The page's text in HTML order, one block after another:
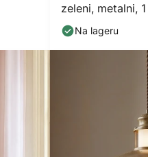
zeleni, metalni,
Na lageru